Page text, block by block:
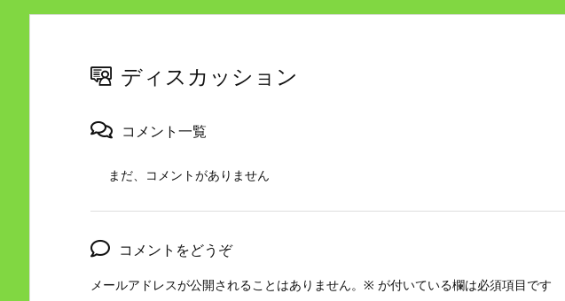
ディスカッション
コメント一覧
まだ、コメントがありません
コメントをどうぞ
メールアドレスが公開されることはありません。 ※ が付いている欄は必須項目です